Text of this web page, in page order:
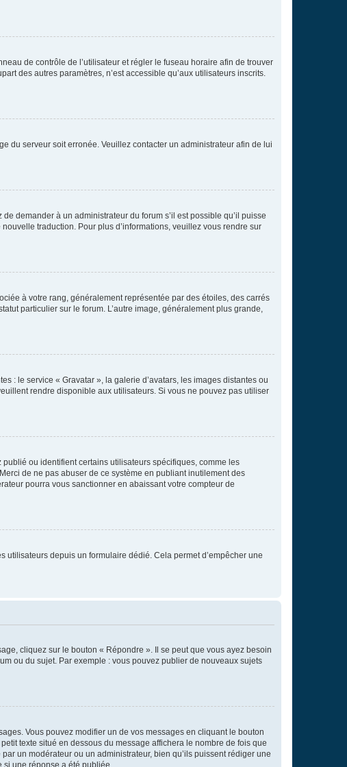
de contrôle de l’utilisateur et régler le fuseau horaire afin de trouver
des autres paramètres, n’est accessible qu’aux utilisateurs inscrits.
du serveur soit erronée. Veuillez contacter un administrateur afin de lui
demander à un administrateur du forum s’il est possible qu’il puisse
traduction. Pour plus d’informations, veuillez vous rendre sur
à votre rang, généralement représentée par des étoiles, des carrés
particulier sur le forum. L’autre image, généralement plus grande,
: le service « Gravatar », la galerie d’avatars, les images distantes ou
rendre disponible aux utilisateurs. Si vous ne pouvez pas utiliser
ou identifient certains utilisateurs spécifiques, comme les
de ne pas abuser de ce système en publiant inutilement des
pourra vous sanctionner en abaissant votre compteur de
depuis un formulaire dédié. Cela permet d’empêcher une
cliquez sur le bouton « Répondre ». Il se peut que vous ayez besoin
ou du sujet. Par exemple : vous pouvez publier de nouveaux sujets
Vous pouvez modifier un de vos messages en cliquant le bouton
texte situé en dessous du message affichera le nombre de fois que
un modérateur ou un administrateur, bien qu’ils puissent rédiger une
une réponse a été publiée.